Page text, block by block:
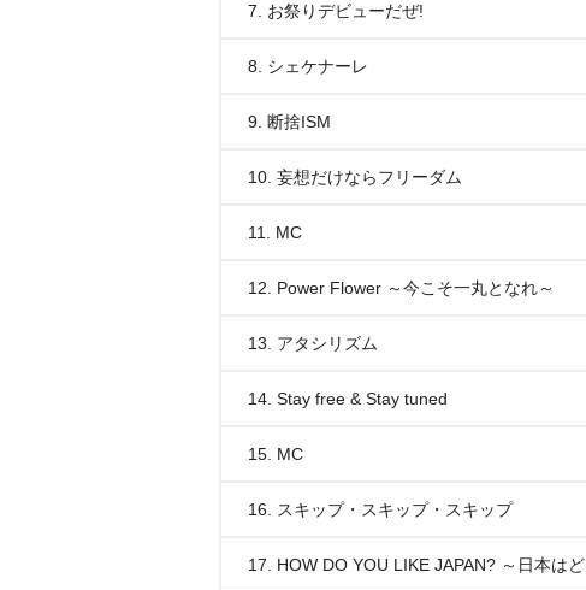
7. お祭りデビューだぜ!
8. シェケナーレ
9. 断捨ISM
10. 妄想だけならフリーダム
11. MC
12. Power Flower ～今こそ一丸となれ～
13. アタシリズム
14. Stay free & Stay tuned
15. MC
16. スキップ・スキップ・スキップ
17. HOW DO YOU LIKE JAPAN? ～日本は